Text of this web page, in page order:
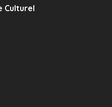
Culturel